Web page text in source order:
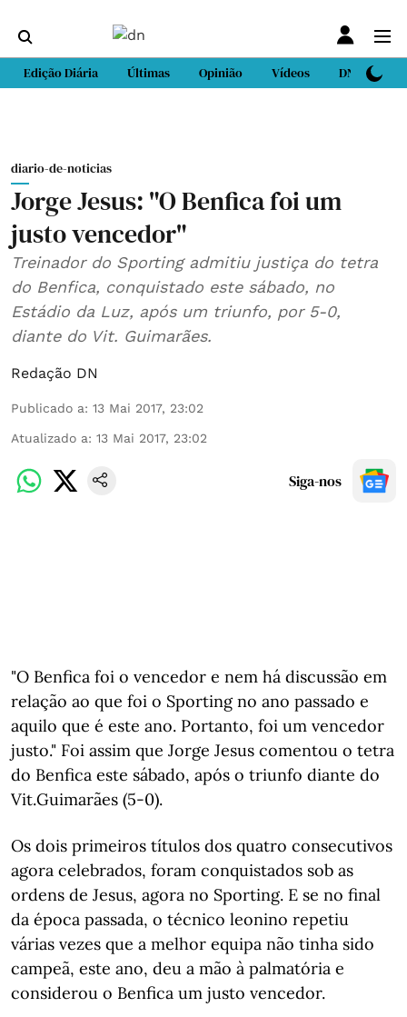
Edição Diária Últimas Opinião Vídeos DN Sport
diario-de-noticias
Jorge Jesus: "O Benfica foi um
justo vencedor"
Treinador do Sporting admitiu justiça do tetra
do Benfica, conquistado este sábado, no
Estádio da Luz, após um triunfo, por 5-0,
diante do Vit. Guimarães.
Redação DN
Publicado a: 13 Mai 2017, 23:02
Atualizado a: 13 Mai 2017, 23:02
Siga-nos
"O Benfica foi o vencedor e nem há discussão em
relação ao que foi o Sporting no ano passado e
aquilo que é este ano. Portanto, foi um vencedor
justo." Foi assim que Jorge Jesus comentou o tetra
do Benfica este sábado, após o triunfo diante do
Vit.Guimarães (5-0).
Os dois primeiros títulos dos quatro consecutivos
agora celebrados, foram conquistados sob as
ordens de Jesus, agora no Sporting. E se no final
da época passada, o técnico leonino repetiu
várias vezes que a melhor equipa não tinha sido
campeã, este ano, deu a mão à palmatória e
considerou o Benfica um justo vencedor.